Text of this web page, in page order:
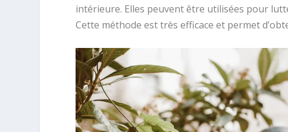
intérieure. Elles peuvent être utilisées pour
Cette méthode est très efficace et permet